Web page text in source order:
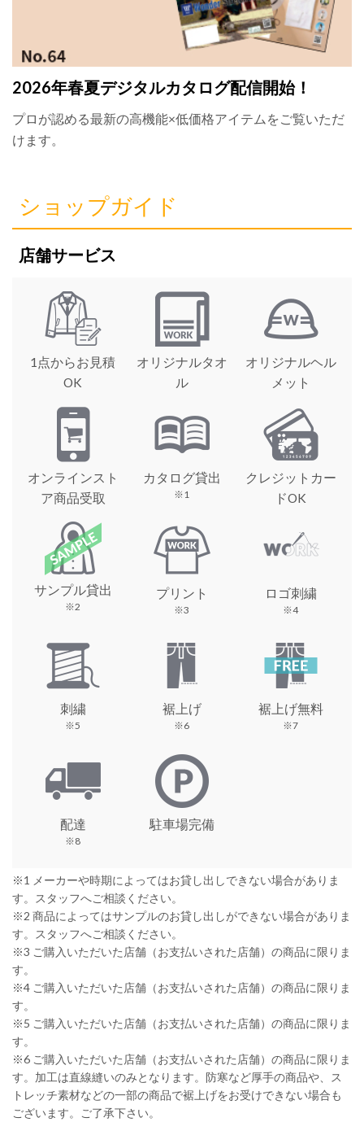
2026年春夏デジタルカタログ配信開始！
プロが認める最新の高機能×低価格アイテムをご覧いただ
けます。
ショップガイド
店舗サービス
1点からお見積
OK
オリジナルタオ
ル
オリジナルヘル
メット
オンラインスト
ア商品受取
カタログ貸出
※1
クレジットカー
ドOK
サンプル貸出
※2
プリント
※3
ロゴ刺繍
※4
刺繍
※5
裾上げ
※6
裾上げ無料
※7
配達
※8
駐車場完備
※1 メーカーや時期によってはお貸し出しできない場合がありま
す。スタッフへご相談ください。
※2 商品によってはサンプルのお貸し出しができない場合がありま
す。スタッフへご相談ください。
※3 ご購入いただいた店舗（お支払いされた店舗）の商品に限りま
す。
※4 ご購入いただいた店舗（お支払いされた店舗）の商品に限りま
す。
※5 ご購入いただいた店舗（お支払いされた店舗）の商品に限りま
す。
※6 ご購入いただいた店舗（お支払いされた店舗）の商品に限りま
す。加工は直線縫いのみとなります。防寒など厚手の商品や、ス
トレッチ素材などの一部の商品で裾上げをお受けできない場合も
ございます。ご了承下さい。